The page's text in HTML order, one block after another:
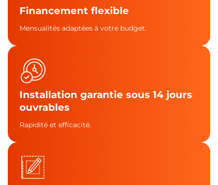
Financement flexible
Mensualités adaptées à votre budget.
Installation garantie sous 14 jours
ouvrables
Rapidité et efficacité.